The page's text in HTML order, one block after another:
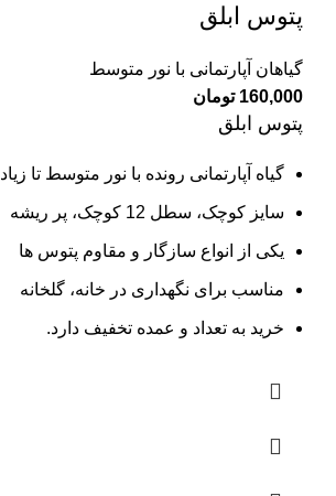
پتوس ابلق
گیاهان آپارتمانی با نور متوسط
160,000 تومان
پتوس ابلق
گیاه آپارتمانی رونده با نور متوسط تا زیاد
سایز کوچک، سطل 12 کوچک، پر ریشه
یکی از انواع سازگار و مقاوم پتوس ها
مناسب برای نگهداری در خانه، گلخانه
خرید به تعداد و عمده تخفیف دارد.